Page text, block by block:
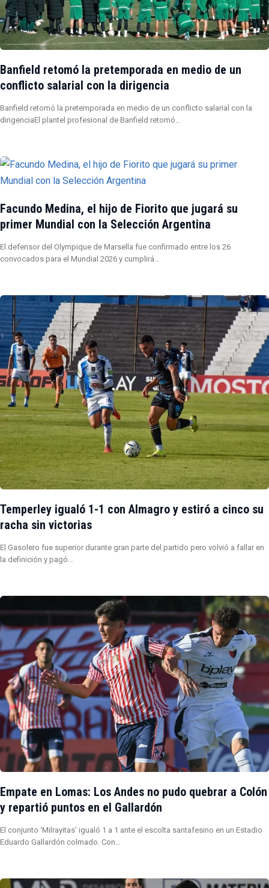
Banfield retomó la pretemporada en medio de un
conflicto salarial con la dirigencia
Banfield retomó la pretemporada en medio de un conflicto salarial con la
dirigenciaEl plantel profesional de Banfield retomó…
Facundo Medina, el hijo de Fiorito que jugará su
primer Mundial con la Selección Argentina
El defensor del Olympique de Marsella fue confirmado entre los 26
convocados para el Mundial 2026 y cumplirá…
Temperley igualó 1-1 con Almagro y estiró a cinco su
racha sin victorias
El Gasolero fue superior durante gran parte del partido pero volvió a fallar en
la definición y pagó…
Empate en Lomas: Los Andes no pudo quebrar a Colón
y repartió puntos en el Gallardón
El conjunto ‘Milrayitas’ igualó 1 a 1 ante el escolta santafesino en un Estadio
Eduardo Gallardón colmado. Con…